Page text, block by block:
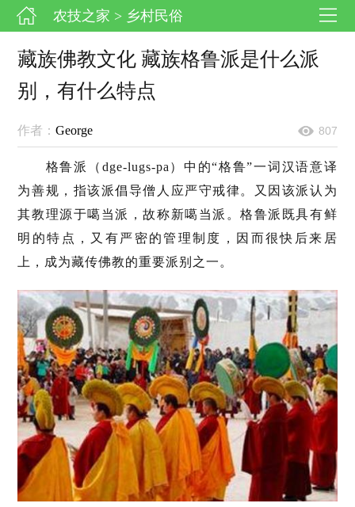
农技之家 > 乡村民俗
藏族佛教文化 藏族格鲁派是什么派
别，有什么特点
作者：George 807
格鲁派（dge-lugs-pa）中的“格鲁”一词汉语意译
为善规，指该派倡导僧人应严守戒律。又因该派认为
其教理源于噶当派，故称新噶当派。格鲁派既具有鲜
明的特点，又有严密的管理制度，因而很快后来居
上，成为藏传佛教的重要派别之一。